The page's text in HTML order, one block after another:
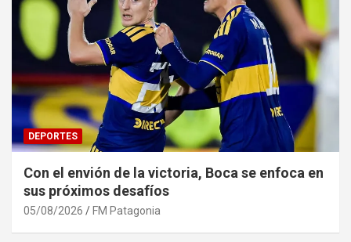
DEPORTES
Con el envión de la victoria, Boca se enfoca en
sus próximos desafíos
05/08/2026 FM Patagonia